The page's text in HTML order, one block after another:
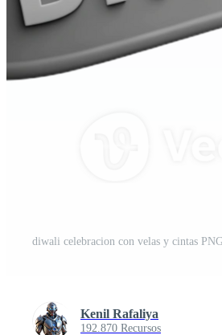
diwali celebracion con velas y cintas
Kenil Rafaliya
192.870 Recursos